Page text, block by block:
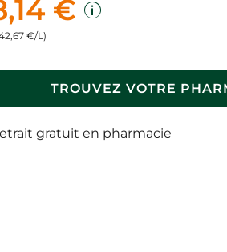
€
€/L)
TROUVEZ VOTRE
gratuit en pharmacie